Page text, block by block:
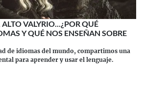
VALYRIO...¿POR QUÉ
Y QUÉ NOS ENSEÑAN SOBRE
de idiomas del mundo, compartimos una
para aprender y usar el lenguaje.